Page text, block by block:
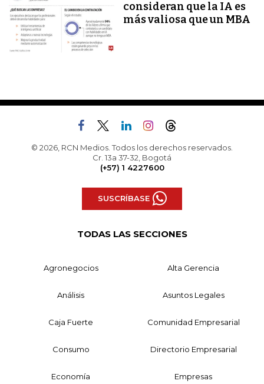
consideran que la IA es
más valiosa que un MBA
© 2026, RCN Medios. Todos los derechos reservados.
Cr. 13a 37-32, Bogotá
(+57) 1 4227600
SUSCRÍBASE
TODAS LAS SECCIONES
Agronegocios Alta Gerencia
Análisis Asuntos Legales
Caja Fuerte Comunidad Empresarial
Consumo Directorio Empresarial
Economía Empresas